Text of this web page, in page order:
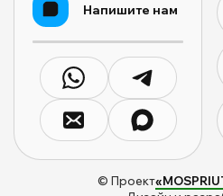
Напишите нам
© Проект